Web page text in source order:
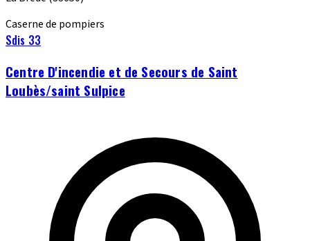
Caserne de pompiers
Sdis 33
Centre D'incendie et de Secours de Saint
Loubès/saint Sulpice